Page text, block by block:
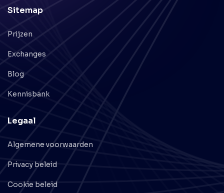
Sitemap
Prijzen
Exchanges
Blog
Kennisbank
Legaal
Algemene voorwaarden
Privacy beleid
Cookie beleid